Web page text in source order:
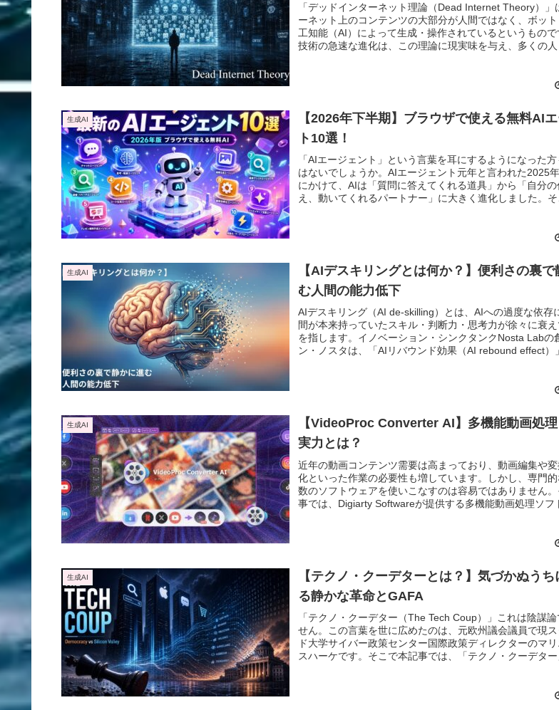
「デッドインターネット理論（Dead Internet Theory）」
ーネット上のコンテンツの大部分が人間ではなく、ボッ
工知能（AI）によって生成・操作されているというもの
技術の急速な進化は、この理論に現実味を与え、多くの人
生成AI
【2026年下半期】ブラウザで使える無料AI
ト10選！
「AIエージェント」という言葉を耳にするようになった
はないでしょうか。AIエージェント元年と言われた2025
にかけて、AIは「質問に答えてくれる道具」から「自分
え、動いてくれるパートナー」に大きく進化しました。そ
生成AI
【AIデスキリングとは何か？】便利さの裏
む人間の能力低下
AIデスキリング（AI de-skilling）とは、AIへの過度な依存
間が本来持っていたスキル・判断力・思考力が徐々に衰
を指します。イノベーション・シンクタンクNosta Labの
ン・ノスタは、「AIリバウンド効果（AI rebound effect）
生成AI
【VideoProc Converter AI】多機能動画処
実力とは？
近年の動画コンテンツ需要は高まっており、動画編集や
化といった作業の必要性も増しています。しかし、専門
数のソフトウェアを使いこなすのは容易ではありません
事では、Digiarty Softwareが提供する多機能動画処理ソフ
生成AI
【テクノ・クーデターとは？】気づかぬう
る静かな革命とGAFA
「テクノ・クーデター（The Tech Coup）」これは陰謀論
せん。この言葉を世に広めたのは、元欧州議会議員で現
ド大学サイバー政策センター国際政策ディレクターのマリ
スハーケです。そこで本記事では、「テクノ・クーデター